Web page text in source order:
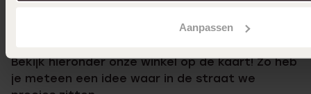
Aanpassen
Bekijk hieronder onze winkel op de kaart! Zo heb
je meteen een idee waar in de straat we